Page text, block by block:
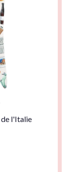
de l'Italie